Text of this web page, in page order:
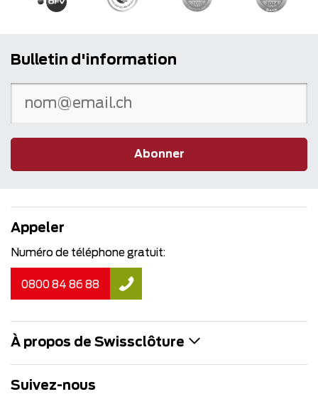
Bulletin d'information
Abonner
Appeler
Numéro de téléphone gratuit:
0800 84 86 88
À propos de Swissclôture
Suivez-nous